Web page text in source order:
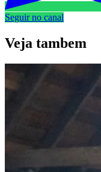
Seguir no canal
Veja tambem